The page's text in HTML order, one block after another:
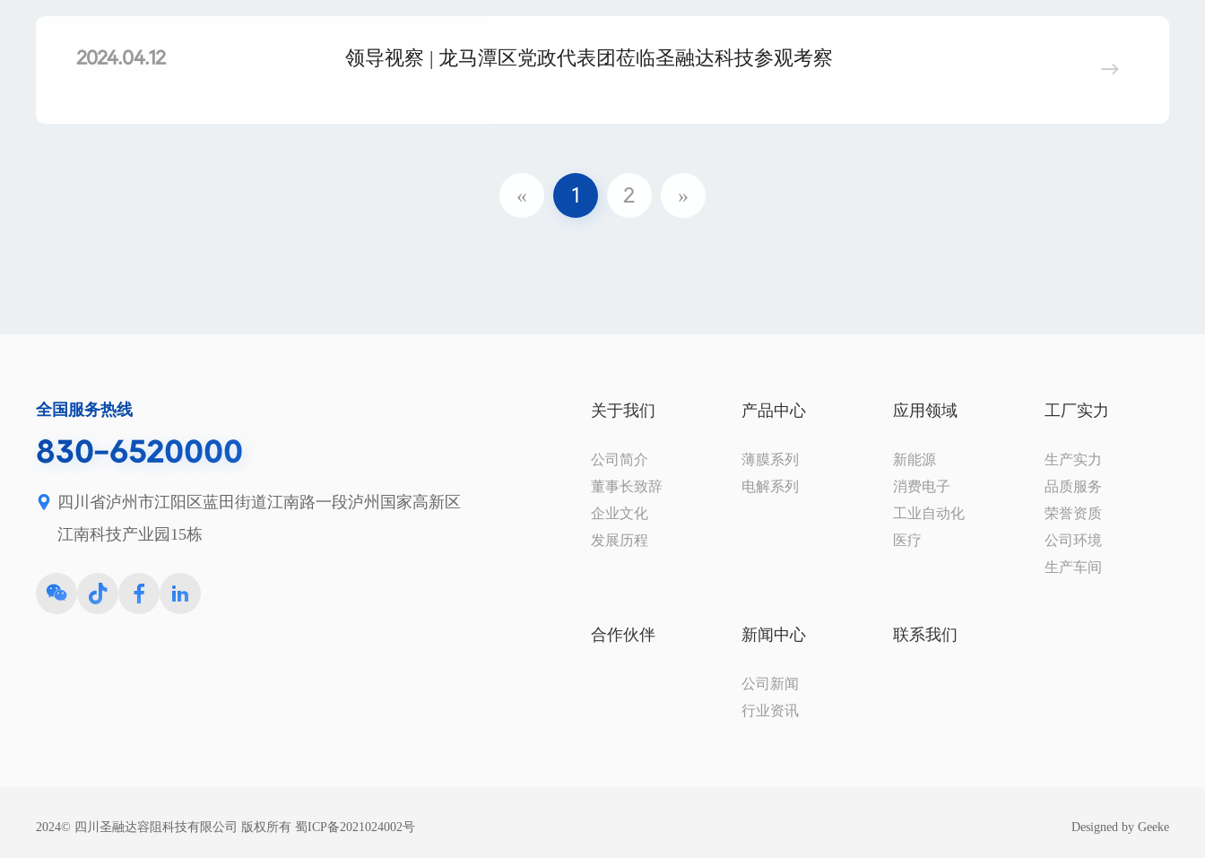
2024.04.12 领导视察 | 龙马潭区党政代表团莅临圣融达科技参观考察
« 1 2 »
全国服务热线
830-6520000
四川省泸州市江阳区蓝田街道江南路一段泸州国家高新区
江南科技产业园15栋
关于我们
公司简介
董事长致辞
企业文化
发展历程
产品中心
薄膜系列
电解系列
应用领域
新能源
消费电子
工业自动化
医疗
工厂实力
生产实力
品质服务
荣誉资质
公司环境
生产车间
合作伙伴 新闻中心
公司新闻
行业资讯
联系我们
2024© 四川圣融达容阻科技有限公司 版权所有蜀ICP备2021024002号 Designed by Geeke